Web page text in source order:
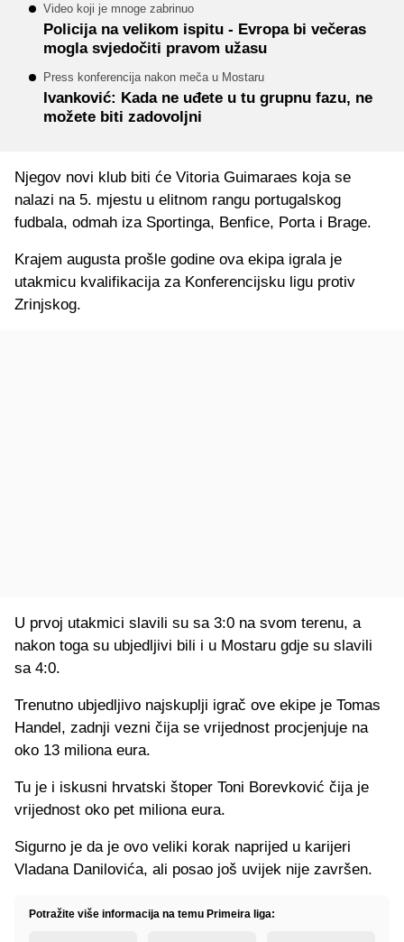
Video koji je mnoge zabrinuo
Policija na velikom ispitu - Evropa bi večeras
mogla svjedočiti pravom užasu
Press konferencija nakon meča u Mostaru
Ivanković: Kada ne uđete u tu grupnu fazu, ne
možete biti zadovoljni
Njegov novi klub biti će Vitoria Guimaraes koja se
nalazi na 5. mjestu u elitnom rangu portugalskog
fudbala, odmah iza Sportinga, Benfice, Porta i Brage.
Krajem augusta prošle godine ova ekipa igrala je
utakmicu kvalifikacija za Konferencijsku ligu protiv
Zrinjskog.
U prvoj utakmici slavili su sa 3:0 na svom terenu, a
nakon toga su ubjedljivi bili i u Mostaru gdje su slavili
sa 4:0.
Trenutno ubjedljivo najskuplji igrač ove ekipe je Tomas
Handel, zadnji vezni čija se vrijednost procjenjuje na
oko 13 miliona eura.
Tu je i iskusni hrvatski štoper Toni Borevković čija je
vrijednost oko pet miliona eura.
Sigurno je da je ovo veliki korak naprijed u karijeri
Vladana Danilovića, ali posao još uvijek nije završen.
Potražite više informacija na temu Primeira liga: